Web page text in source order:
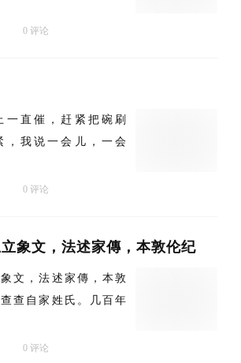
0 评论
一直催，赶紧把碗刷
，我说一会儿，一会
0 评论
象文，法述家傳，本敦伦纪
文，法述家傳，本敦
查自家姓氏。几百年
0 评论